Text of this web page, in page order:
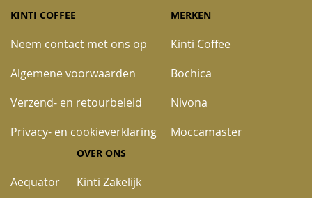
onze
KINTI COFFEE
Neem contact met ons op
Algemene voorwaarden
Verzend- en retourbeleid
Privacy- en cookieverklaring
MERKEN
Kinti Coffee
Bochica
Nivona
Moccamaster
Aequator
OVER ONS
Kinti Zakelijk